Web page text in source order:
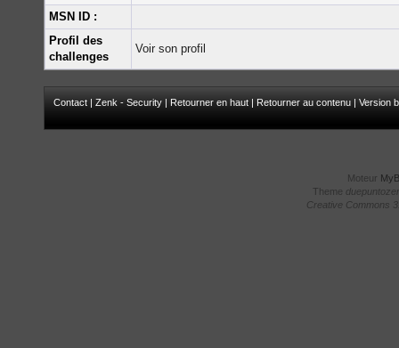
MSN ID :
Profil des
challenges
Voir son profil
Contact | Zenk - Security | Retourner en haut | Retourner au contenu | Version
Moteur
Theme
Creative Commons